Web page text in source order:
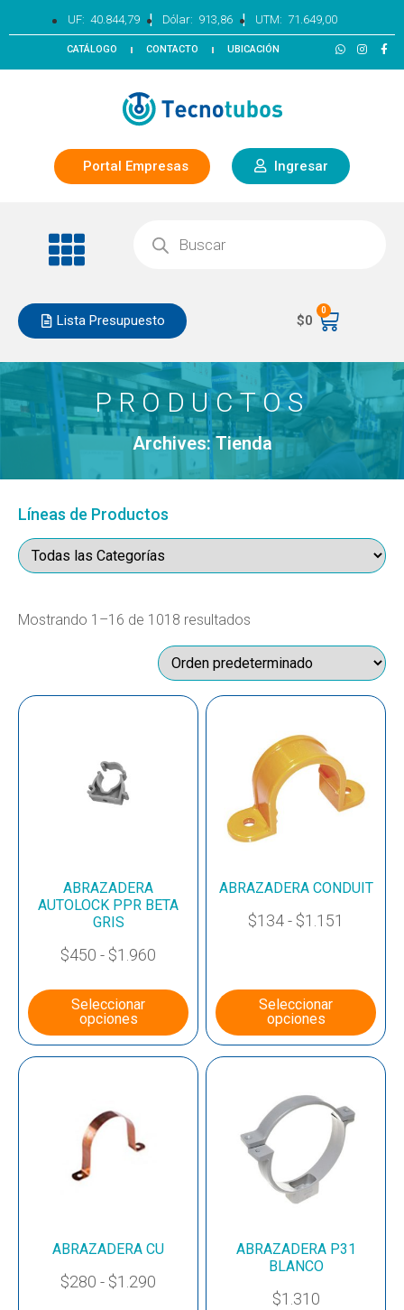
UF: 40.844,79 | Dólar: 913,86 | UTM: 71.649,00
CATÁLOGO CONTACTO UBICACIÓN
Portal Empresas Ingresar
Lista Presupuesto $0
0
PRODUCTOS
Archives: Tienda
Líneas de Productos
Mostrando 1–16 de 1018 resultados
ABRAZADERA
AUTOLOCK PPR BETA
GRIS
$450 - $1.960
Seleccionar
opciones
ABRAZADERA CONDUIT
$134- $1.151
Seleccionar
opciones
ABRAZADERA CU
$280 - $1.290
ABRAZADERA P31
BLANCO
$1.310